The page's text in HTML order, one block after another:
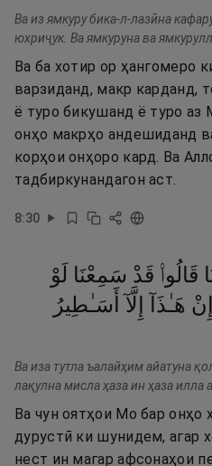
Ва из ямкуру бика-л-лазӣна
юхриҷук. Ва ямкуруна ва
Ва ба хотир ор ҳангомеро
варзиданд, макр карданд,
ё туро бикушанд ё туро аз
онҳо макрҳо андешиданд
корҳои онҳоро кард. Ва
тадбиркунандагон аст.
8:30
قَالُوا۟ قَدْ سَمِعْنَا لَوْ
إِنْ هَـٰذَآ إِلَّآ
أَسَـٰطِيرُ
Ва иза тутла ъалайҳим айатуна
лақулна мисла ҳаза ин ҳаза илла
Ва чун оятҳои Мо бар онҳо
дурустӣ ки шунидем, агар
нест ин магар афсонаҳои